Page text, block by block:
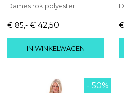
Dames rok polyester
€ 85,- € 42,50
IN WINKELWAGEN
- 50%